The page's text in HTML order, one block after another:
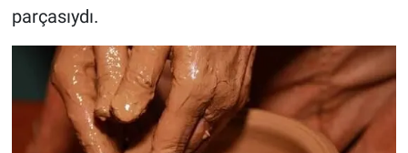
parçasıydı.